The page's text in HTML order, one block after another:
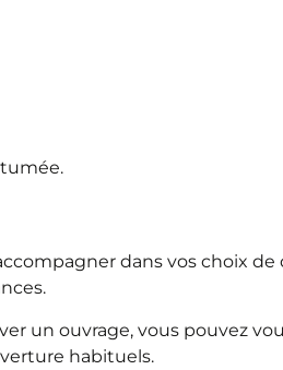
dans vos choix
un ouvrage, vous pouvez
habituels.